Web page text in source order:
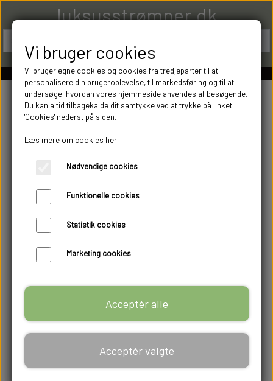
luksusstrømper.dk
Vi bruger cookies
Vi bruger egne cookies og cookies fra tredjeparter til at
personalisere din brugeroplevelse, til markedsføring og til at
undersøge, hvordan vores hjemmeside anvendes af besøgende.
Du kan altid tilbagekalde dit samtykke ved at trykke på linket
'Cookies' nederst på siden.
Læs mere om cookies her
Nødvendige cookies
Funktionelle cookies
Statistik cookies
Marketing cookies
Acceptér alle
Acceptér valgte